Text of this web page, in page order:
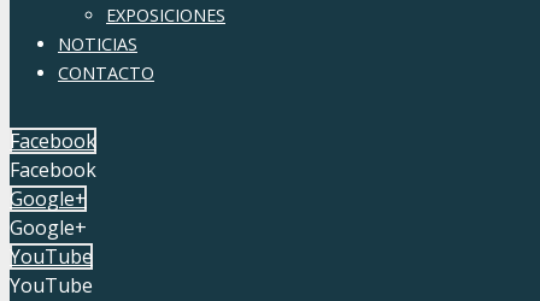
EXPOSICIONES
NOTICIAS
CONTACTO
Facebook
Facebook
Google+
Google+
YouTube
YouTube